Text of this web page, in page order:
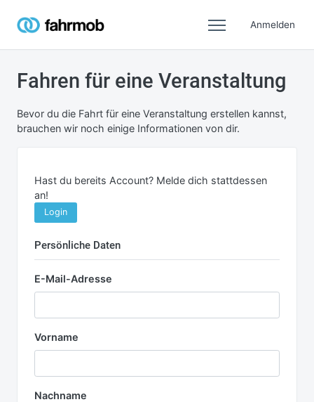
Anmelden
Fahren für eine Veranstaltung
Bevor du die Fahrt für eine Veranstaltung erstellen kannst,
brauchen wir noch einige Informationen von dir.
Hast du bereits Account? Melde dich stattdessen
an!
Login
Persönliche Daten
E-Mail-Adresse
Vorname
Nachname